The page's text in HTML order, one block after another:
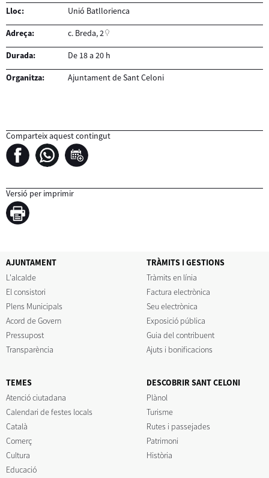
Lloc: Unió Batllorienca
Adreça: c. Breda, 2
Durada: De 18 a 20 h
Organitza: Ajuntament de Sant Celoni
Comparteix aquest contingut
Versió per imprimir
AJUNTAMENT
L'alcalde
El consistori
Plens Municipals
Acord de Govern
Pressupost
Transparència
TRÀMITS I GESTIONS
Tràmits en línia
Factura electrònica
Seu electrònica
Exposició pública
Guia del contribuent
Ajuts i bonificacions
TEMES
Atenció ciutadana
Calendari de festes locals
Català
Comerç
Cultura
Educació
DESCOBRIR SANT CELONI
Plànol
Turisme
Rutes i passejades
Patrimoni
Història